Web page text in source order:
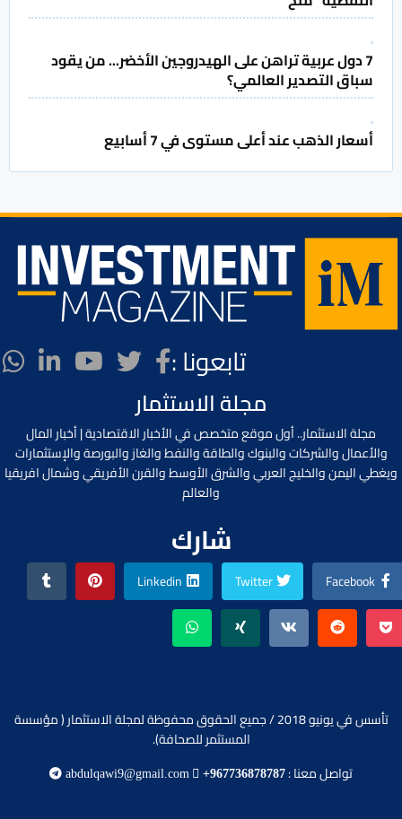
7 دول عربية تراهن على الهيدروجين الأخضر... من يقود
سباق التصدير العالمي؟
أسعار الذهب عند أعلى مستوى في 7 أسابيع
تابعونا :
مجلة الاستثمار
مجلة الاستثمار.. أول موقع متخصص في الأخبار الاقتصادية | أخبار المال
والأعمال والشركات والبنوك والطاقة والنفط والغاز والبورصة والإستثمارات
ويغطي اليمن والخليج العربي والشرق الأوسط والقرن الأفريقي وشمال افريقيا
والعالم
شارك
Facebook
Twitter
Linkedin
تأسس في يونيو 2018 / جميع الحقوق محفوظة لمجلة الاستثمار ( مؤسسة
المستثمر للصحافة).
تواصل معنا : +967736878787
abdulqawi9@gmail.com